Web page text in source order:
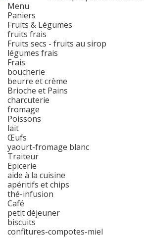
Menu
Paniers
Fruits & Légumes
fruits frais
Fruits secs - fruits au sirop
légumes frais
Frais
boucherie
beurre et crème
Brioche et Pains
charcuterie
fromage
Poissons
lait
Œufs
yaourt-fromage blanc
Traiteur
Epicerie
aide à la cuisine
apéritifs et chips
thé-infusion
Café
petit déjeuner
biscuits
confitures-compotes-miel